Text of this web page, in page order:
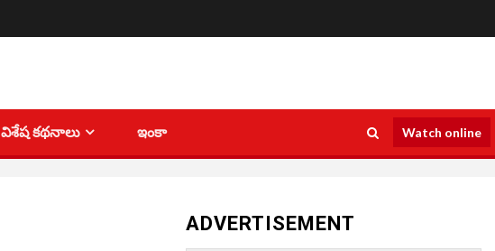
విశేష కథనాలు ఇంకా Watch online
ADVERTISEMENT